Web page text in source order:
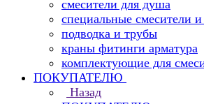
смесители для душа
специальные смесители
подводка и трубы
краны фитинги арматура
комплектующие для
ПОКУПАТЕЛЮ
Назад